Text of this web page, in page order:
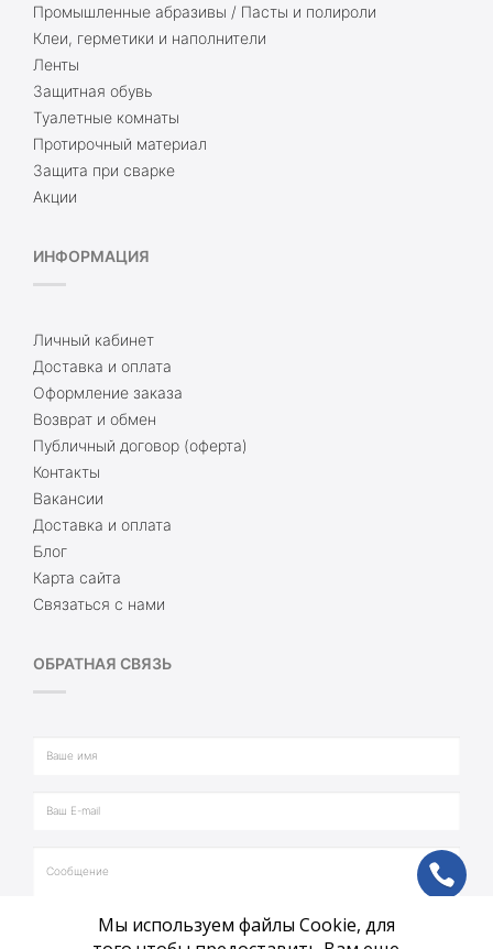
Промышленные абразивы / Пасты и полироли
Клеи, герметики и наполнители
Ленты
Защитная обувь
Туалетные комнаты
Протирочный материал
Защита при сварке
Акции
ИНФОРМАЦИЯ
Личный кабинет
Доставка и оплата
Оформление заказа
Возврат и обмен
Публичный договор (оферта)
Контакты
Вакансии
Доставка и оплата
Блог
Карта сайта
Связаться с нами
ОБРАТНАЯ СВЯЗЬ
ph
Мы используем файлы Cookie, для